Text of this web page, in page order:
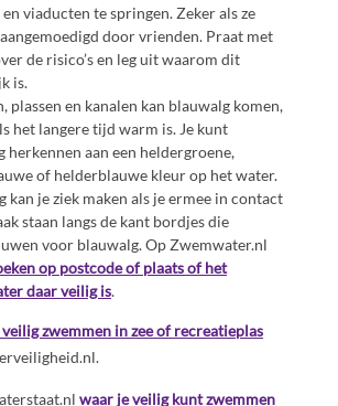
viaducten te springen. Zeker als ze
door vrienden. Praat met
de risico’s en leg uit waarom dit
is.
plassen en kanalen kan blauwalg komen,
het langere tijd warm is. Je kunt
herkennen aan een heldergroene,
of helderblauwe kleur op het water.
kan je ziek maken als je ermee in contact
staan langs de kant bordjes die
voor blauwalg. Op Zwemwater.nl
op postcode of plaats of het
daar veilig is.
zwemmen in zee of recreatieplas
waar je veilig kunt zwemmen